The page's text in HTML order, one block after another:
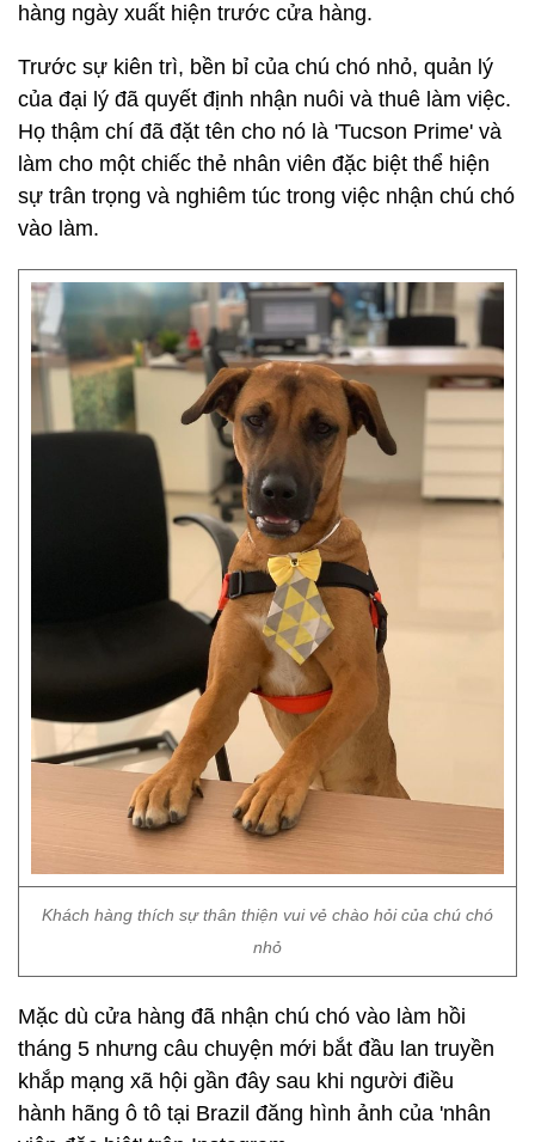
hàng ngày xuất hiện trước cửa hàng.
Trước sự kiên trì, bền bỉ của chú chó nhỏ, quản lý
của đại lý đã quyết định nhận nuôi và thuê làm việc.
Họ thậm chí đã đặt tên cho nó là 'Tucson Prime' và
làm cho một chiếc thẻ nhân viên đặc biệt thể hiện
sự trân trọng và nghiêm túc trong việc nhận chú chó
vào làm.
Khách hàng thích sự thân thiện vui vẻ chào hỏi của chú chó
nhỏ
Mặc dù cửa hàng đã nhận chú chó vào làm hồi
tháng 5 nhưng câu chuyện mới bắt đầu lan truyền
khắp mạng xã hội gần đây sau khi người điều
hành hãng ô tô tại Brazil đăng hình ảnh của 'nhân